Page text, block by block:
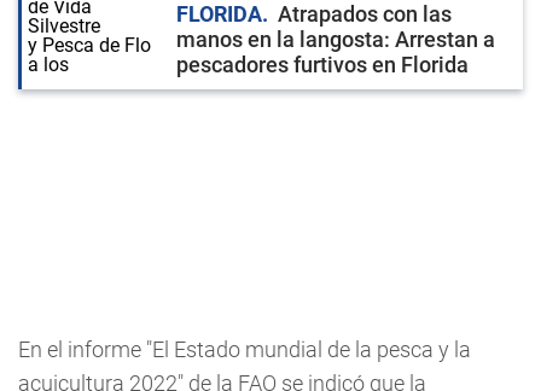
FLORIDA
Atrapados con las
manos en la langosta: Arrestan a
pescadores furtivos en Florida
En el informe "El Estado mundial de la pesca y la
acuicultura 2022" de la FAO se indicó que la